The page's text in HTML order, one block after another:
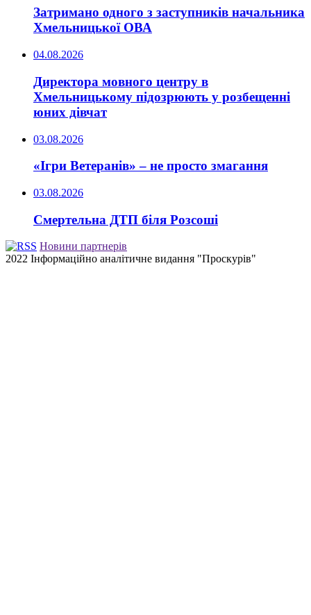
Затримано одного з заступників начальника
Хмельницької ОВА
04.08.2026
Директора мовного центру в
Хмельницькому підозрюють у розбещенні
юних дівчат
03.08.2026
«Ігри Ветеранів» – не просто змагання
03.08.2026
Смертельна ДТП біля Розсоші
Новини партнерів
2022 Інформаційно аналітичне видання "Проскурів"